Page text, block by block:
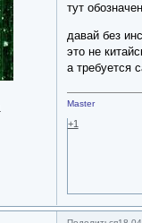
тут
давай без
это не
а требуется
Master
+1